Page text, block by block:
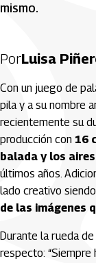
mismo.
PorLuisa
Con un juego de
pila y a su nombre
recientemente su
producción con 16
balada y los
últimos años.
lado creativo
de las imágenes
Durante la rueda
respecto: “Siempre